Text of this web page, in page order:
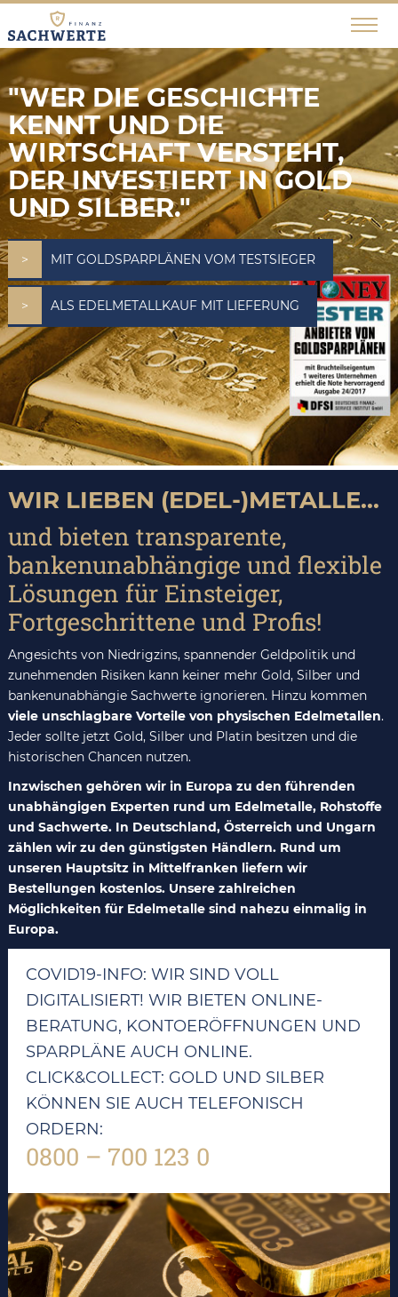
"WER DIE GESCHICHTE
KENNT UND DIE
WIRTSCHAFT VERSTEHT,
DER INVESTIERT IN GOLD
UND SILBER."
MIT GOLDSPARPLÄNEN VOM TESTSIEGER
ALS EDELMETALLKAUF MIT LIEFERUNG
WIR LIEBEN (EDEL-)METALLE...
und bieten transparente,
bankenunabhängige und flexible
Lösungen für Einsteiger,
Fortgeschrittene und Profis!
Angesichts von Niedrigzins, spannender Geldpolitik und
zunehmenden Risiken kann keiner mehr Gold, Silber und
bankenunabhängie Sachwerte ignorieren. Hinzu kommen
viele unschlagbare Vorteile von physischen Edelmetallen.
Jeder sollte jetzt Gold, Silber und Platin besitzen und die
historischen Chancen nutzen.
Inzwischen gehören wir in Europa zu den führenden
unabhängigen Experten rund um Edelmetalle, Rohstoffe
und Sachwerte. In Deutschland, Österreich und Ungarn
zählen wir zu den günstigsten Händlern. Rund um
unseren Hauptsitz in Mittelfranken liefern wir
Bestellungen kostenlos. Unsere zahlreichen
Möglichkeiten für Edelmetalle sind nahezu einmalig in
Europa.
COVID19-INFO: WIR SIND VOLL
DIGITALISIERT! WIR BIETEN ONLINE-
BERATUNG, KONTOERÖFFNUNGEN UND
SPARPLÄNE AUCH ONLINE.
CLICK&COLLECT: GOLD UND SILBER
KÖNNEN SIE AUCH TELEFONISCH
ORDERN:
0800 – 700 123 0